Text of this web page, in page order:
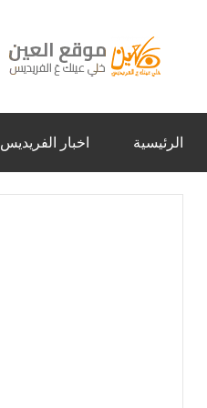
المحتوى
الرئيسية اخبار الفريديس